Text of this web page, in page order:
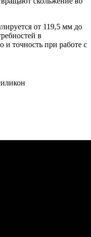
от 119,5 мм до
в
и точность при работе с